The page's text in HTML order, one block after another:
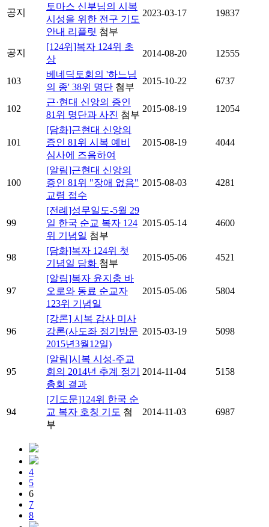
공지
토마스 신부님의 시복
시성을 위한 전구 기도
안내 리플릿 첨부
2023-03-17 19837
공지
[124위]복자 124위 초
상
2014-08-20 12555
103
베네딕토회의 '하느님
의 종' 38위 명단 첨부
2015-10-22 6737
102
근·현대 신앙의 증인
81위 명단과 사진 첨부
2015-08-19 12054
101
[담화]근현대 신앙의
증인 81위 시복 예비
심사에 즈음하여
2015-08-19 4044
100
[알림]근현대 신앙의
증인 81위 "장애 없음"
교령 접수
2015-08-03 4281
99
[전례]성무일도-5월 29
일 한국 순교 복자 124
위 기념일 첨부
2015-05-14 4600
98
[담화]복자 124위 첫
기념일 담화 첨부
2015-05-06 4521
97
[알림]복자 윤지충 바
오로와 동료 순교자
123위 기념일
2015-05-06 5804
96
[강론] 시복 감사 미사
강론(사도좌 정기방문
2015년3월12일)
2015-03-19 5098
95
[알림]시복 시성-주교
회의 2014년 추계 정기
총회 결과
2014-11-04 5158
94
[기도문]124위 한국 순
교 복자 호칭 기도 첨
부
2014-11-03 6987
4
5
6
7
8